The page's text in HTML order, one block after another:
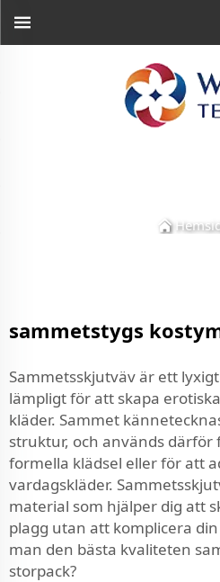
sammetstygs
Sammetsskjutväv är ett
lämpligt för att skapa
kläder. Sammet
struktur, och används därför
formella klädsel eller för att
vardagskläder.
material som hjälper dig att
plagg utan att komplicera
man den bästa kvaliteten
storpack?